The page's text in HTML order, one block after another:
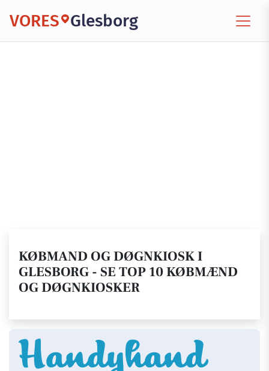
VORES Glesborg
KØBMAND OG DØGNKIOSK I
GLESBORG - SE TOP 10 KØBMÆND
OG DØGNKIOSKER